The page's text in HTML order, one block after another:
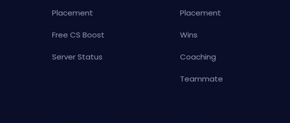
Placement
Free CS Boost
Server Status
Placement
Wins
Coaching
Teammate